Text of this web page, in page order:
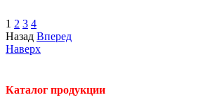
1 2 3 4
Назад Вперед
Наверх
Каталог продукции